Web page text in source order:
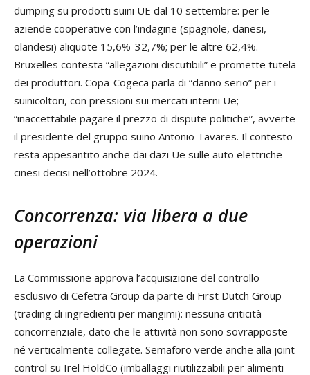
dumping su prodotti suini UE dal 10 settembre: per le
aziende cooperative con l’indagine (spagnole, danesi,
olandesi) aliquote 15,6%-32,7%; per le altre 62,4%.
Bruxelles contesta “allegazioni discutibili” e promette tutela
dei produttori. Copa-Cogeca parla di “danno serio” per i
suinicoltori, con pressioni sui mercati interni Ue;
“inaccettabile pagare il prezzo di dispute politiche”, avverte
il presidente del gruppo suino Antonio Tavares. Il contesto
resta appesantito anche dai dazi Ue sulle auto elettriche
cinesi decisi nell’ottobre 2024.
Concorrenza: via libera a due
operazioni
La Commissione approva l’acquisizione del controllo
esclusivo di Cefetra Group da parte di First Dutch Group
(trading di ingredienti per mangimi): nessuna criticità
concorrenziale, dato che le attività non sono sovrapposte
né verticalmente collegate. Semaforo verde anche alla joint
control su Irel HoldCo (imballaggi riutilizzabili per alimenti